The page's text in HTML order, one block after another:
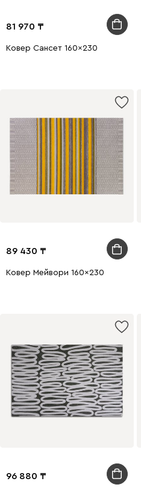
81 970
Ковер Сансет 160x230
89 430
Ковер Мейвори 160x230
96 880